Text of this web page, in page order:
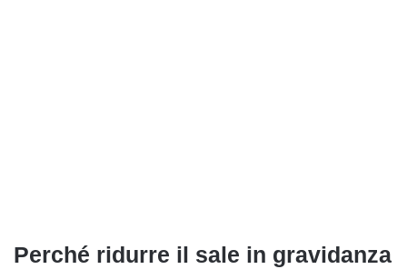
Perché ridurre il sale in gravidanza